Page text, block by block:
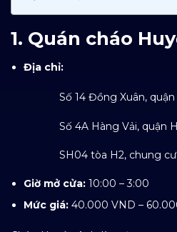
1. Quán cháo
Địa chỉ:
Số 14 Đồng Xuân, quận
Số 4A Hàng Vải, quận
SH04 tòa H2, chung cư Hòa
Giờ mở cửa: 10:00 – 3:00
Mức giá: 40.000 VND –